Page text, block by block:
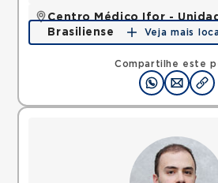
Compartilhe este
Centro Médico Ifor -
Brasiliense
Rua Americo Brasiliense,
Campo, SP, 09715021 •
Mapa
Veja mais